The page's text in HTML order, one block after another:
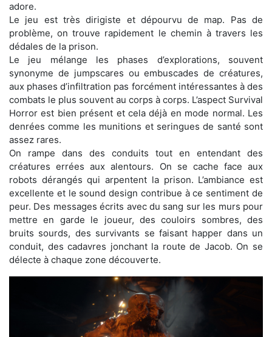
adore.
Le jeu est très dirigiste et dépourvu de map. Pas de
problème, on trouve rapidement le chemin à travers les
dédales de la prison.
Le jeu mélange les phases d’explorations, souvent
synonyme de jumpscares ou embuscades de créatures,
aux phases d’infiltration pas forcément intéressantes à des
combats le plus souvent au corps à corps. L’aspect Survival
Horror est bien présent et cela déjà en mode normal. Les
denrées comme les munitions et seringues de santé sont
assez rares.
On rampe dans des conduits tout en entendant des
créatures errées aux alentours. On se cache face aux
robots dérangés qui arpentent la prison. L’ambiance est
excellente et le sound design contribue à ce sentiment de
peur. Des messages écrits avec du sang sur les murs pour
mettre en garde le joueur, des couloirs sombres, des
bruits sourds, des survivants se faisant happer dans un
conduit, des cadavres jonchant la route de Jacob. On se
délecte à chaque zone découverte.